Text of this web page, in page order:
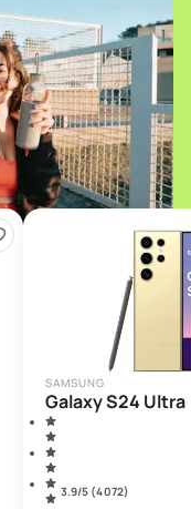
SAMSUNG
Galaxy S24 Ultra
3.9/5 (4 072)